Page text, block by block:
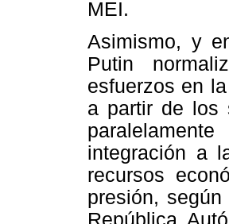
MEI.
Asimismo, y
Putin
esfuerzos en
a partir de los
integración a
recursos
presión,